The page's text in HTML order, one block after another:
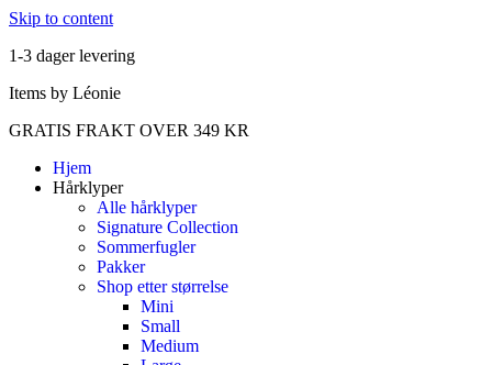
Skip to content
1-3 dager levering
Items by Léonie
GRATIS FRAKT OVER 349 KR
Hjem
Hårklyper
Alle hårklyper
Signature Collection
Sommerfugler
Pakker
Shop etter størrelse
Mini
Small
Medium